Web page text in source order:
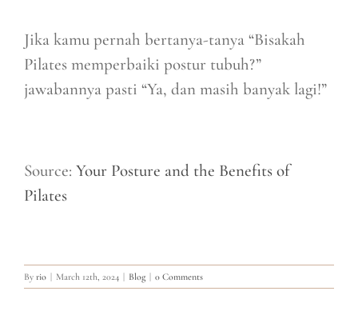
Jika kamu pernah bertanya-tanya “Bisakah
Pilates memperbaiki postur tubuh?”
jawabannya pasti “Ya, dan masih banyak lagi!”
Source: Your Posture and the Benefits of
Pilates
By rio March 12th, 2024 Blog 0 Comments